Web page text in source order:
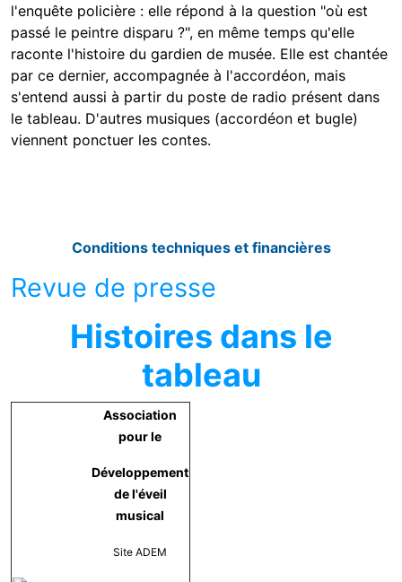
l'enquête policière : elle répond à la question "où est
passé le peintre disparu ?", en même temps qu'elle
raconte l'histoire du gardien de musée. Elle est chantée
par ce dernier, accompagnée à l'accordéon, mais
s'entend aussi à partir du poste de radio présent dans
le tableau. D'autres musiques (accordéon et bugle)
viennent ponctuer les contes.
Conditions techniques et financières
Revue de presse
Histoires dans le
tableau
Association
pour le
Développement
de l'éveil
musical
Site ADEM